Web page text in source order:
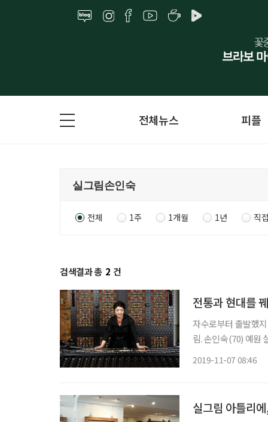
전체뉴스 피플
전체 1주 1개월 1년 직
검색결과 총 2 건
전통과 현대를
자수로부터 출발했
림. 손인숙(70) 예원
2019-11-07 08:46
실그림 아틀리